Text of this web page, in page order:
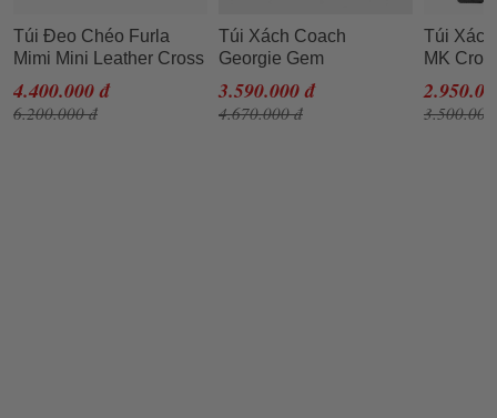
Túi Đeo Chéo Furla
Mimi Mini Leather Cross
Body Bag DNV Lime
Jade Màu Vàng
4.400.000 đ
6.200.000 đ
Túi Xách Coach
Georgie Gem
Crossbody Red Pebble
Leather Shoulder Purse
5503 Màu Đỏ
3.590.000 đ
4.670.000 đ
Túi
MK
Medium